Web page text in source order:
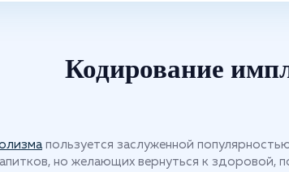
Кодирование
пользуется заслуженной
но желающих вернуться к здоровой,